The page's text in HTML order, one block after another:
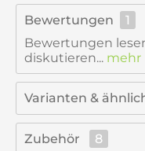
Bewertungen
1
Bewertungen
diskutieren... mehr
Varianten &
Zubehör 8